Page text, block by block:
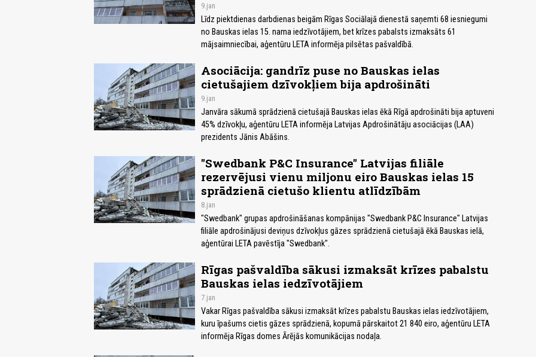
9.jan
Līdz piektdienas darbdienas beigām Rīgas Sociālajā dienestā saņemti 68 iesniegumi
no Bauskas ielas 15. nama iedzīvotājiem, bet krīzes pabalsts izmaksāts 61
mājsaimniecībai, aģentūru LETA informēja pilsētas pašvaldībā.
Asociācija: gandrīz puse no Bauskas ielas
cietušajiem dzīvokļiem bija apdrošināti
9.jan
Janvāra sākumā sprādzienā cietušajā Bauskas ielas ēkā Rīgā apdrošināti bija aptuveni
45% dzīvokļu, aģentūru LETA informēja Latvijas Apdrošinātāju asociācijas (LAA)
prezidents Jānis Abāšins.
"Swedbank P&C Insurance" Latvijas filiāle
rezervējusi vienu miljonu eiro Bauskas ielas 15
sprādzienā cietušo klientu atlīdzībām
8.jan
"Swedbank" grupas apdrošināšanas kompānijas "Swedbank P&C Insurance" Latvijas
filiāle apdrošinājusi deviņus dzīvokļus gāzes sprādzienā cietušajā ēkā Bauskas ielā,
aģentūrai LETA pavēstīja "Swedbank".
Rīgas pašvaldība sākusi izmaksāt krīzes pabalstu
Bauskas ielas iedzīvotājiem
7.jan
Vakar Rīgas pašvaldība sākusi izmaksāt krīzes pabalstu Bauskas ielas iedzīvotājiem,
kuru īpašums cietis gāzes sprādzienā, kopumā pārskaitot 21 840 eiro, aģentūru LETA
informēja Rīgas domes Ārējās komunikācijas nodaļa.